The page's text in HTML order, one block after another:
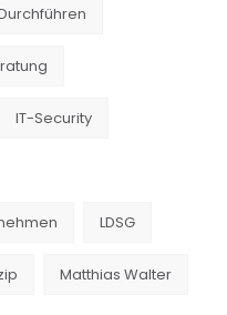
IT-Security
LDSG
Matthias Walter